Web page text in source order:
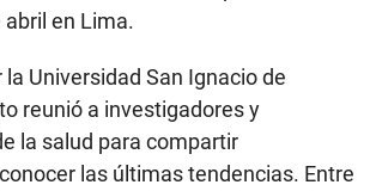
en Lima.
la Universidad San Ignacio de
reunió a investigadores y
la salud para compartir
las últimas tendencias. Entre